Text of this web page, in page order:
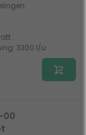
3300 l/u
00